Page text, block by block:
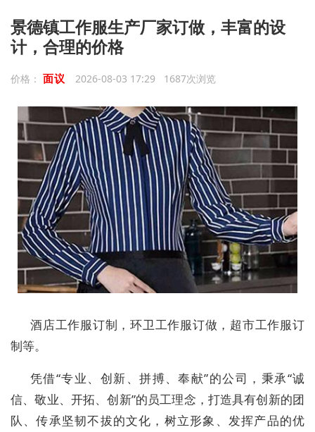
景德镇工作服生产厂家订做，丰富的设
计，合理的价格
价格： 面议 2026-08-03 17:29 1687次浏览
酒店工作服订制，环卫工作服订做，超市工作服订
制等。
凭借“专业、创新、拼搏、奉献”的公司，秉承“诚
信、敬业、开拓、创新”的员工理念，打造具有创新的团
队、传承坚韧不拔的文化，树立形象、发挥产品的优